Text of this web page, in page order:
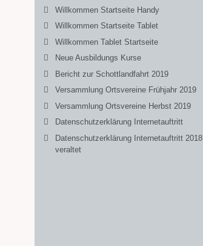
Willkommen Startseite Handy
Willkommen Startseite Tablet
Willkommen Tablet Startseite
Neue Ausbildungs Kurse
Bericht zur Schottlandfahrt 2019
Versammlung Ortsvereine Frühjahr 2019
Versammlung Ortsvereine Herbst 2019
Datenschutzerklärung Internetauftritt
Datenschutzerklärung Internetauftritt 2018
veraltet